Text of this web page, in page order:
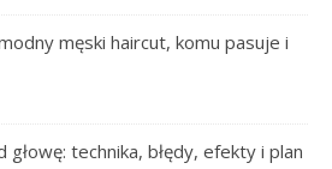
męski haircut, komu pasuje i
głowę: technika, błędy, efekty i plan